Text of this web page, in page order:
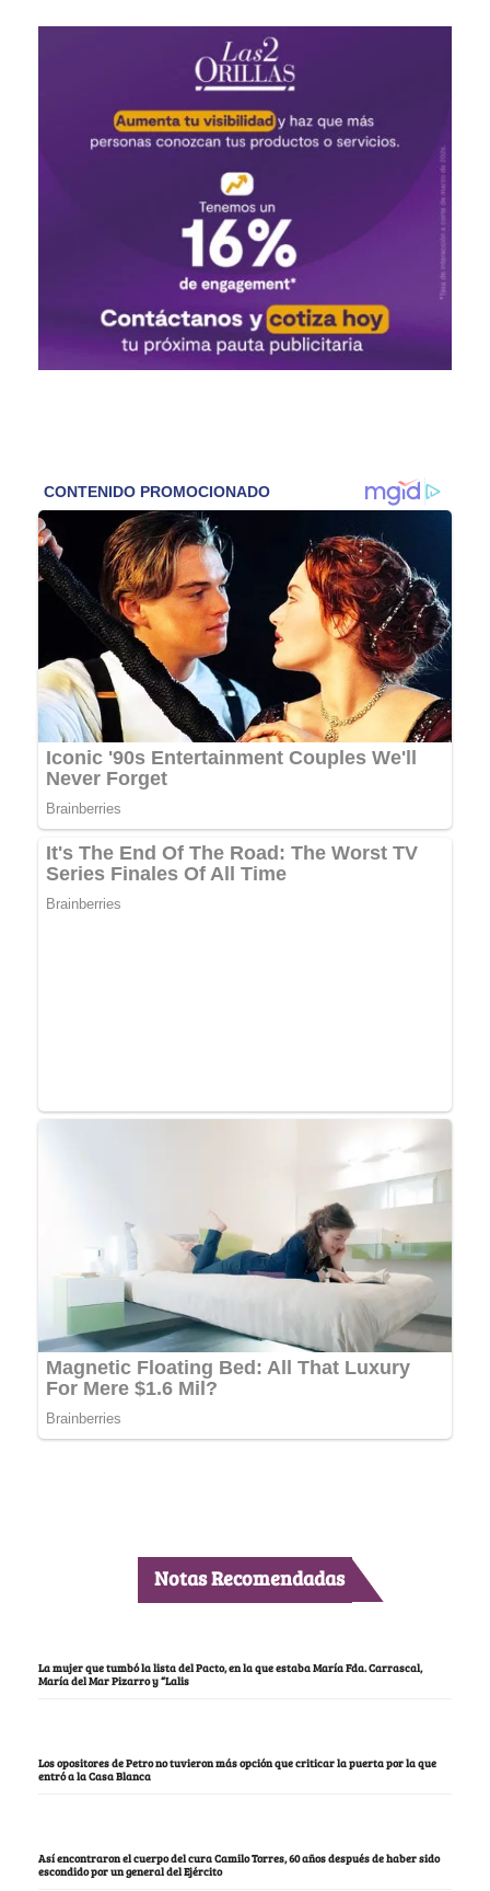
Notas Recomendadas
La mujer que tumbó la lista del Pacto, en la que estaba María Fda. Carrascal,
María del Mar Pizarro y “Lalis
Los opositores de Petro no tuvieron más opción que criticar la puerta por la que
entró a la Casa Blanca
Así encontraron el cuerpo del cura Camilo Torres, 60 años después de haber sido
escondido por un general del Ejército